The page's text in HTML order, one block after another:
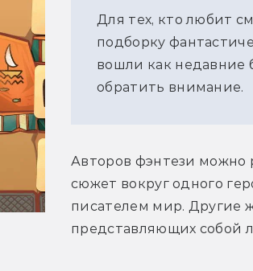
Для тех, кто любит
подборку
вошли как недавние
обратить внимание.
Авторов фэнтези можно
сюжет вокруг одного
писателем мир. Другие
представляющих собой